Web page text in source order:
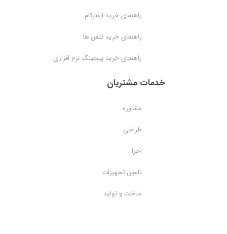
راهنمای خرید اینترکام
راهنمای خرید تلفن ها
راهنمای خرید پیجینگ نرم افزاری
خدمات مشتریان
مشاوره
طراحی
اجرا
تامین تجهیزات
ساخت و تولید